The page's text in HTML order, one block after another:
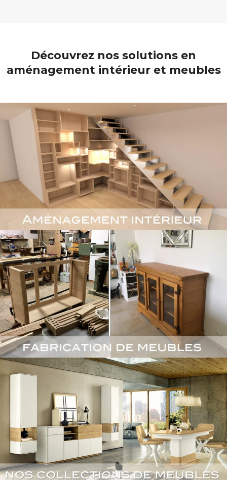
Découvrez nos solutions en
aménagement intérieur et meubles